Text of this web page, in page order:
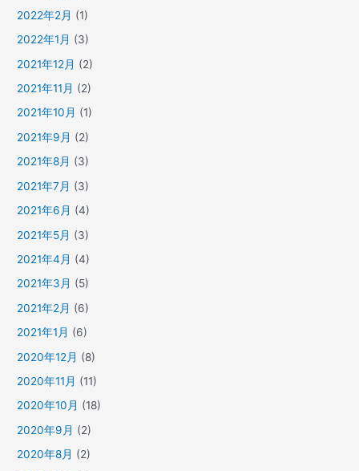
2022年2月 (1)
2022年1月 (3)
2021年12月 (2)
2021年11月 (2)
2021年10月 (1)
2021年9月 (2)
2021年8月 (3)
2021年7月 (3)
2021年6月 (4)
2021年5月 (3)
2021年4月 (4)
2021年3月 (5)
2021年2月 (6)
2021年1月 (6)
2020年12月 (8)
2020年11月 (11)
2020年10月 (18)
2020年9月 (2)
2020年8月 (2)